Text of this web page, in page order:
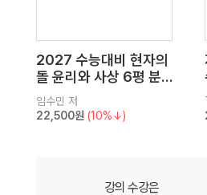
2027 수능대비 현자의
돌 윤리와 사상 6평 분
석서&EBS 수능완성 연
계 N제
임수민 저
22,500원 (10%↓)
강의 수강은